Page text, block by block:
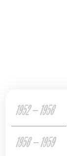
1952 — 1956
1956 — 1959